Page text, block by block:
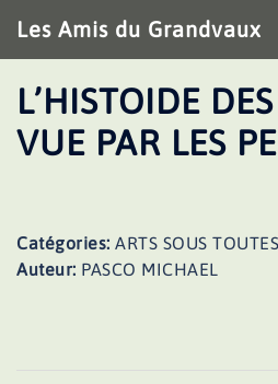
au
contenu
Les Amis du Grandvaux
L’HISTOIDE
VUE PAR LES
Catégories: ARTS SOUS
Auteur: PASCO MICHAEL